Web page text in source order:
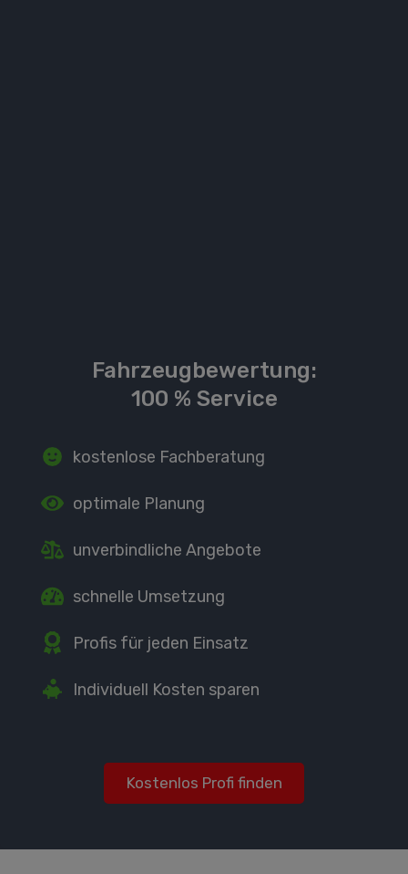
Fahrzeugbewertung:
100 % Service
kostenlose Fachberatung
optimale Planung
unverbindliche Angebote
schnelle Umsetzung
Profis für jeden Einsatz
Individuell Kosten sparen
Kostenlos Profi finden